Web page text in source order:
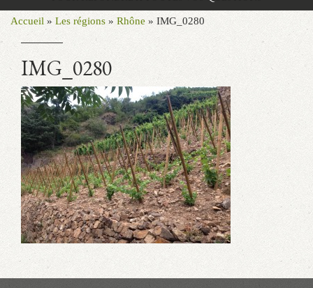
Accueil » Les régions » Rhône » IMG_0280
IMG_0280